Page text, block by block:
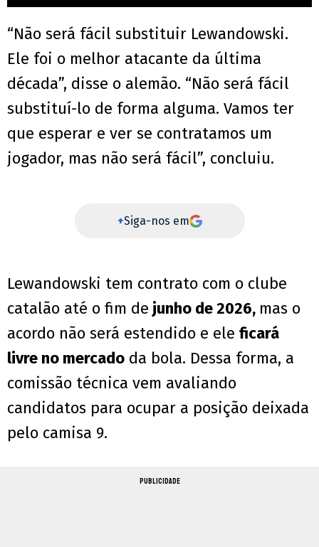
“Não será fácil substituir Lewandowski.
Ele foi o melhor atacante da última
década”, disse o alemão. “Não será fácil
substituí-lo de forma alguma. Vamos ter
que esperar e ver se contratamos um
jogador, mas não será fácil”, concluiu.
+Siga-nos em
Lewandowski tem contrato com o clube
catalão até o fim de junho de 2026, mas o
acordo não será estendido e ele ficará
livre no mercado da bola. Dessa forma, a
comissão técnica vem avaliando
candidatos para ocupar a posição deixada
pelo camisa 9.
PUBLICIDADE